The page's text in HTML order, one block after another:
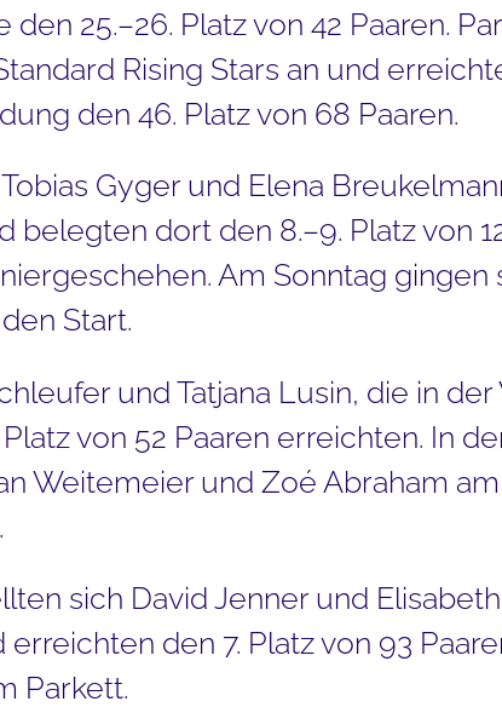
25.–26. Platz von 42 Paaren.
Rising Stars an und
den 46. Platz von 68 Paaren.
Gyger und Elena
belegten dort den 8.–9. Platz von
Am Sonntag gingen
Start.
und Tatjana Lusin, die in der
von 52 Paaren erreichten. In
Weitemeier und Zoé Abraham am
sich David Jenner und Elisabeth
den 7. Platz von 93
Parkett.